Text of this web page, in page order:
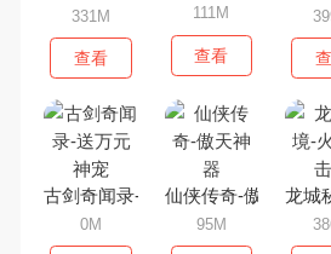
331M
查看
111M
查看
古剑奇闻录-送万元神宠
0M
仙侠传奇-傲天神器
95M
龙城